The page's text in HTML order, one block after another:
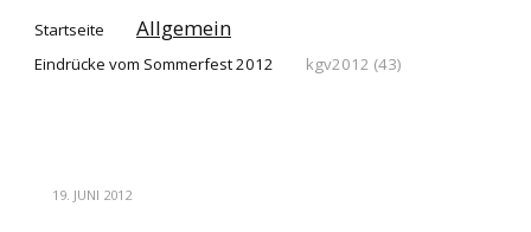
Startseite Allgemein
Eindrücke vom Sommerfest 2012 kgv2012 (43)
19. JUNI 2012